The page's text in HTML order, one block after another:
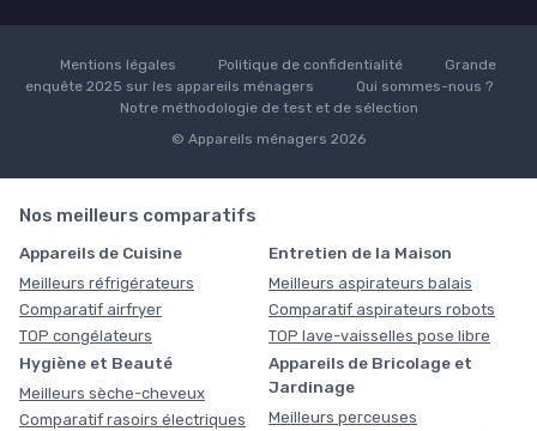
Mentions légales Politique de confidentialité
Grande
enquête 2025 sur les appareils ménagers
Qui sommes-nous ?
Notre méthodologie de test et de sélection
© Appareils ménagers 2026
Nos meilleurs comparatifs
Appareils de Cuisine
Meilleurs réfrigérateurs
Comparatif airfryer
TOP congélateurs
Entretien de la Maison
Meilleurs aspirateurs balais
Comparatif aspirateurs robots
TOP lave-vaisselles pose libre
Hygiène et Beauté
Meilleurs sèche-cheveux
Comparatif rasoirs électriques
Appareils de Bricolage et
Jardinage
Meilleurs perceuses